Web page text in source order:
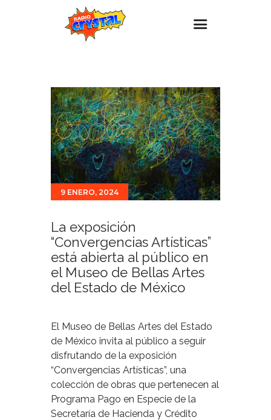
Estaciones
Eventos
Promociones
Noticias
Para ti
Contacto
9 ENERO, 2024
La exposición
“Convergencias Artísticas”
está abierta al público en
el Museo de Bellas Artes
del Estado de México
El Museo de Bellas Artes del Estado
de México invita al público a seguir
disfrutando de la exposición
“Convergencias Artísticas”, una
colección de obras que pertenecen al
Programa Pago en Especie de la
Secretaría de Hacienda y Crédito